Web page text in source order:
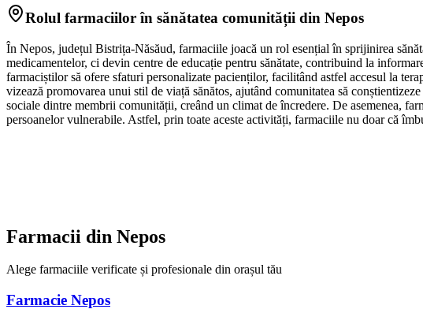
Rolul farmaciilor în sănătatea comunității din Nepos
În Nepos, județul Bistrița-Năsăud, farmaciile joacă un rol esențial în sprijinirea
medicamentelor, ci devin centre de educație pentru sănătate, contribuind la
farmaciștilor să ofere sfaturi personalizate pacienților, facilitând astfel accesul la
vizează promovarea unui stil de viață sănătos, ajutând comunitatea să
sociale dintre membrii comunității, creând un climat de încredere. De asemenea,
persoanelor vulnerabile. Astfel, prin toate aceste activități, farmaciile nu doar că
Farmacii din Nepos
Alege farmaciile verificate și profesionale din orașul tău
Farmacie Nepos